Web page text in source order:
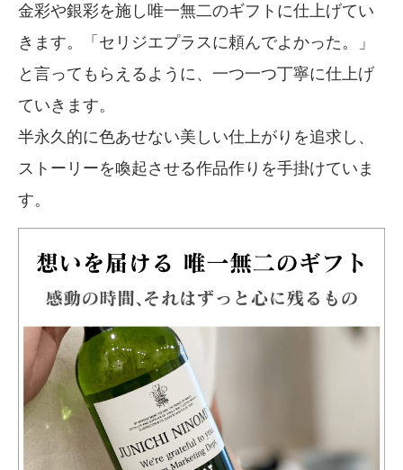
金彩や銀彩を施し唯一無二のギフトに仕上げてい
きます。「セリジエプラスに頼んでよかった。」
と言ってもらえるように、一つ一つ丁寧に仕上げ
ていきます。
半永久的に色あせない美しい仕上がりを追求し、
ストーリーを喚起させる作品作りを手掛けていま
す。